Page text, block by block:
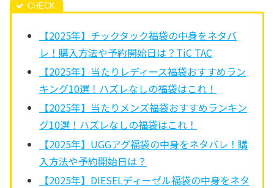
【2025年】チックタック福袋の中身をネタバ
レ！購入方法や予約開始日は？TiC TAC
【2025年】当たりレディース福袋おすすめラン
キング10選！ハズレなしの福袋はこれ！
【2025年】当たりメンズ福袋おすすめランキン
グ10選！ハズレなしの福袋はこれ！
【2025年】UGGアグ福袋の中身をネタバレ！購
入方法や予約開始日は？
【2025年】DIESELディーゼル福袋の中身をネタ